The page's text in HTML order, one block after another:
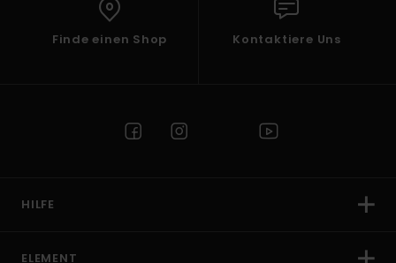
Finde einen Shop Kontaktiere Uns
HILFE
ELEMENT